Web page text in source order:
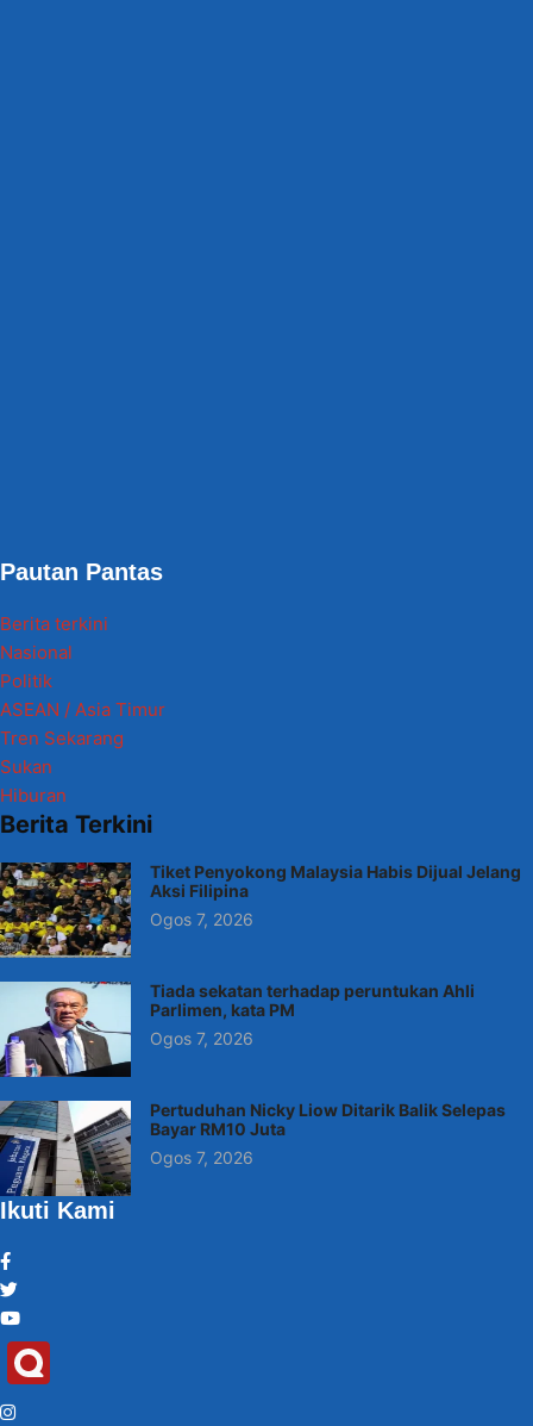
Pautan Pantas
Berita terkini
Nasional
Politik
ASEAN / Asia Timur
Tren Sekarang
Sukan
Hiburan
Berita Terkini
Tiket Penyokong Malaysia Habis Dijual Jelang
Aksi Filipina
Ogos 7, 2026
Tiada sekatan terhadap peruntukan Ahli
Parlimen, kata PM
Ogos 7, 2026
Pertuduhan Nicky Liow Ditarik Balik Selepas
Bayar RM10 Juta
Ogos 7, 2026
Ikuti Kami